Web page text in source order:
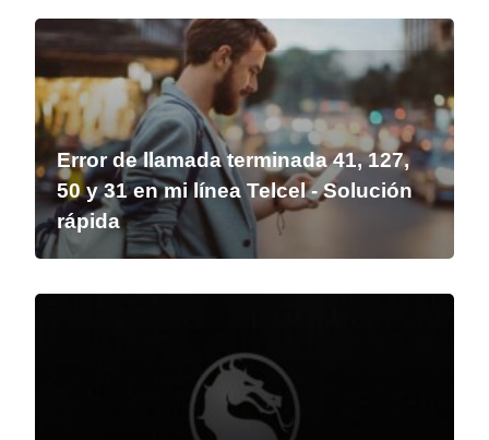
Error de llamada terminada 41, 127,
50 y 31 en mi línea Telcel - Solución
rápida